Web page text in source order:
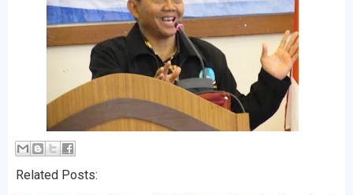
Related Posts: